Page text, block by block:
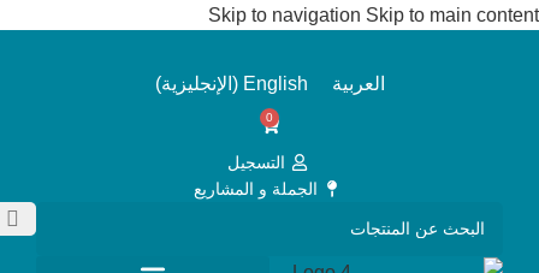
Skip to navigation Skip to main content
العربية English
( الإنجليزية)
0
التسجيل
الجملة و المشاريع